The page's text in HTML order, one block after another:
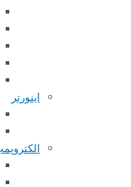
اینورتر